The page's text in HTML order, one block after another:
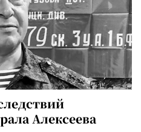
Алексеева